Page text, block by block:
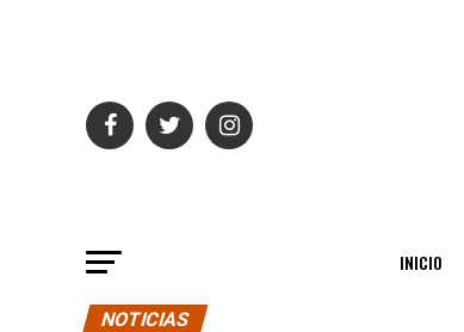
INICIO
NOTICIAS